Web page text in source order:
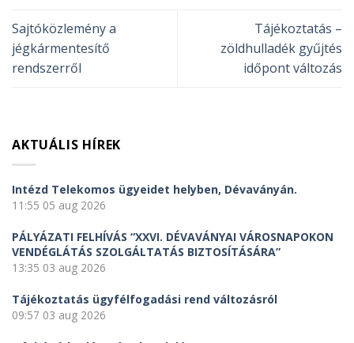
Sajtóközlemény a
jégkármentesítő
rendszerről
Tájékoztatás –
zöldhulladék gyűjtés
időpont változás
AKTUÁLIS HÍREK
Intézd Telekomos ügyeidet helyben, Dévaványán.
11:55 05 aug 2026
PÁLYÁZATI FELHÍVÁS “XXVI. DÉVAVÁNYAI VÁROSNAPOKON
VENDÉGLÁTÁS SZOLGÁLTATÁS BIZTOSÍTÁSÁRA”
13:35 03 aug 2026
Tájékoztatás ügyfélfogadási rend változásról
09:57 03 aug 2026